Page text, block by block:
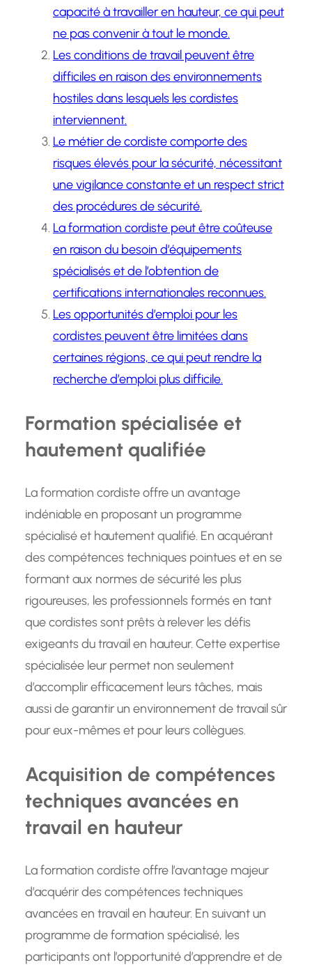
capacité à travailler en hauteur, ce qui peut
ne pas convenir à tout le monde.
Les conditions de travail peuvent être
difficiles en raison des environnements
hostiles dans lesquels les cordistes
interviennent.
Le métier de cordiste comporte des
risques élevés pour la sécurité, nécessitant
une vigilance constante et un respect strict
des procédures de sécurité.
La formation cordiste peut être coûteuse
en raison du besoin d’équipements
spécialisés et de l’obtention de
certifications internationales reconnues.
Les opportunités d’emploi pour les
cordistes peuvent être limitées dans
certaines régions, ce qui peut rendre la
recherche d’emploi plus difficile.
Formation spécialisée et
hautement qualifiée
La formation cordiste offre un avantage
indéniable en proposant un programme
spécialisé et hautement qualifié. En acquérant
des compétences techniques pointues et en se
formant aux normes de sécurité les plus
rigoureuses, les professionnels formés en tant
que cordistes sont prêts à relever les défis
exigeants du travail en hauteur. Cette expertise
spécialisée leur permet non seulement
d’accomplir efficacement leurs tâches, mais
aussi de garantir un environnement de travail sûr
pour eux-mêmes et pour leurs collègues.
Acquisition de compétences
techniques avancées en
travail en hauteur
La formation cordiste offre l’avantage majeur
d’acquérir des compétences techniques
avancées en travail en hauteur. En suivant un
programme de formation spécialisé, les
participants ont l’opportunité d’apprendre et de